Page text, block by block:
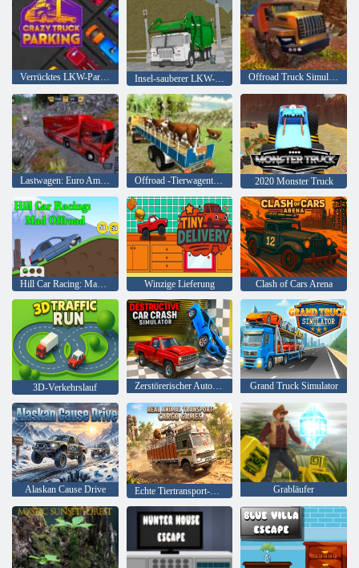
Verrücktes LKW-Parken Insel-sauberer LKW-Abfall Sim Offroad Truck Simulator Hill Climb
Lastwagen: Euro American Tour Offroad -Tierwagentransport 2020 Monster Truck
Hill Car Racing: Mad Offroad Winzige Lieferung Clash of Cars Arena
3D-Verkehrslauf Zerstörerischer Autounfallsimulator Grand Truck Simulator
Alaskan Cause Drive Echte Tiertransport-Frachtspiele Grabläufer